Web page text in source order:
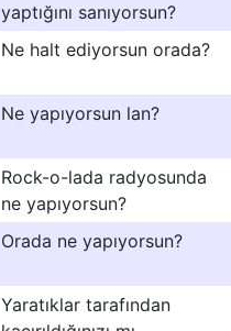
yaptığını sanıyorsun?
Ne halt ediyorsun orada?
Ne yapıyorsun lan?
Rock-o-lada radyosunda
ne yapıyorsun?
Orada ne yapıyorsun?
Yaratıklar tarafından